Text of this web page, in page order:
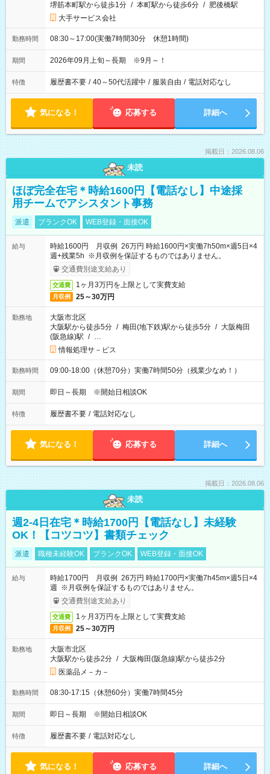
堺筋本町駅から徒歩1分 / 本町駅から徒歩6分 / 肥後橋駅
大手サービス会社
勤務時間 08:30～17:00(実働7時間30分 休憩1時間)
期間 2026年09月上旬～長期 ※9月～！
特徴 履歴書不要 / 40～50代活躍中 / 服装自由 / 電話対応なし
気になる！ 応募する 詳細へ
掲載日：2026.08.06
未読
ほぼ完全在宅＊時給1600円【電話なし】中途採
用チームでアシスタント事務
派遣 ブランクOK WEB登録・面接OK
給与
時給1600円 月収例 26万円 時給1600円×実働7h50m×週5日×4
週+残業5h ※月収例を保証するものではありません。
交通費別途支給あり
交通費 1ヶ月3万円を上限として実費支給
月収例 25～30万円
勤務地
大阪市北区
大阪駅から徒歩5分 / 梅田(地下鉄)駅から徒歩5分 / 大阪梅田
(阪急線)駅 / …
情報処理サ－ビス
勤務時間 09:00-18:00（休憩70分）実働7時間50分（残業少なめ！）
期間 即日～長期 ※開始日相談OK
特徴 履歴書不要 / 電話対応なし
気になる！ 応募する 詳細へ
掲載日：2026.08.06
未読
週2-4日在宅＊時給1700円【電話なし】未経験
OK！【コツコツ】書類チェック
派遣 職種未経験OK ブランクOK WEB登録・面接OK
給与
時給1700円 月収例 26万円 時給1700円×実働7h45m×週5日×4
週 ※月収例を保証するものではありません。
交通費別途支給あり
交通費 1ヶ月3万円を上限として実費支給
月収例 25～30万円
勤務地
大阪市北区
大阪駅から徒歩2分 / 大阪梅田(阪急線)駅から徒歩2分
医薬品メ－カ－
勤務時間 08:30-17:15（休憩60分）実働7時間45分
期間 即日～長期 ※開始日相談OK
特徴 履歴書不要 / 電話対応なし
気になる！ 応募する 詳細へ